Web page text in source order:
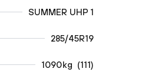
SUMMER UHP 1
285/45R19
1090kg (111)